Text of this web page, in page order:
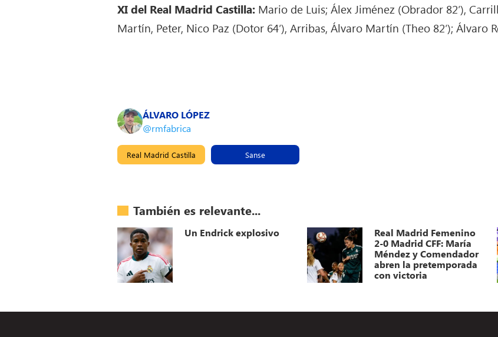
XI del Real Madrid Castilla: Mario de Luis; Álex Jiménez (Obrador 82′),
Martín, Peter, Nico Paz (Dotor 64′), Arribas, Álvaro Martín (Theo 82′); Álvaro
ÁLVARO LÓPEZ
@rmfabrica
Real Madrid Castilla Sanse
También es relevante...
Un Endrick explosivo
Real Madrid Femenino
2-0 Madrid CFF: María
Méndez y Comendador
abren la pretemporada
con victoria